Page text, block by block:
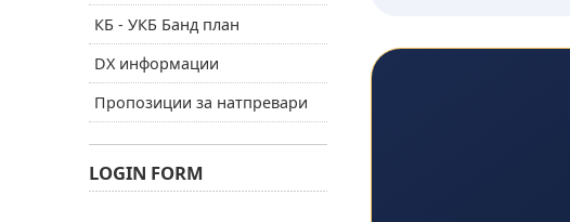
КБ - УКБ Банд план
DX информации
Пропозиции за натпревари
LOGIN FORM